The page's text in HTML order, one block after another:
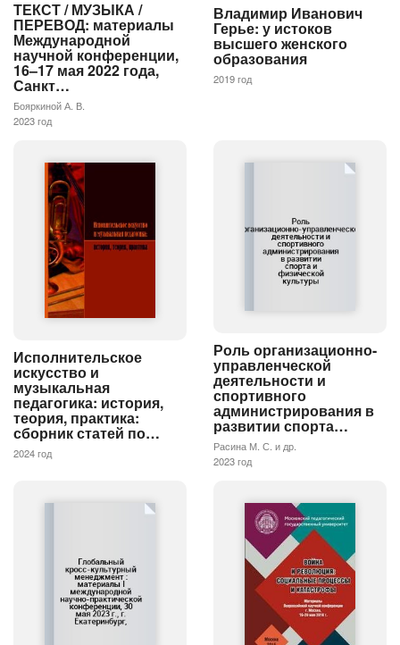
ТЕКСТ / МУЗЫКА /
ПЕРЕВОД: материалы
Международной
научной конференции,
16–17 мая 2022 года,
Санкт…
Бояркиной А. В.
2023 год
Владимир Иванович
Герье: у истоков
высшего женского
образования
2019 год
Исполнительское
искусство и
музыкальная
педагогика: история,
теория, практика:
сборник статей по…
2024 год
Роль организационно-
управленческой
деятельности и
спортивного
администрирования в
развитии спорта…
Расина М. С. и др.
2023 год